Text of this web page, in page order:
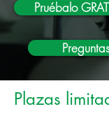
Pruébalo
Plazas